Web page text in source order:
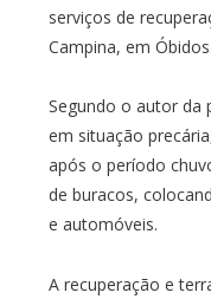
serviços de
Campina, em Óbidos.
Segundo o autor da
em situação
após o período
de buracos,
e automóveis.
A recuperação e